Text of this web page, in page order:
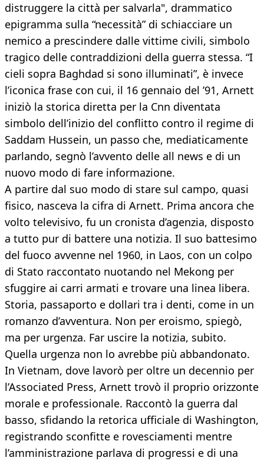
distruggere la città per salvarla", drammatico
epigramma sulla “necessità” di schiacciare un
nemico a prescindere dalle vittime civili, simbolo
tragico delle contraddizioni della guerra stessa. “I
cieli sopra Baghdad si sono illuminati”, è invece
l’iconica frase con cui, il 16 gennaio del ’91, Arnett
iniziò la storica diretta per la Cnn diventata
simbolo dell’inizio del conflitto contro il regime di
Saddam Hussein, un passo che, mediaticamente
parlando, segnò l’avvento delle all news e di un
nuovo modo di fare informazione.
A partire dal suo modo di stare sul campo, quasi
fisico, nasceva la cifra di Arnett. Prima ancora che
volto televisivo, fu un cronista d’agenzia, disposto
a tutto pur di battere una notizia. Il suo battesimo
del fuoco avvenne nel 1960, in Laos, con un colpo
di Stato raccontato nuotando nel Mekong per
sfuggire ai carri armati e trovare una linea libera.
Storia, passaporto e dollari tra i denti, come in un
romanzo d’avventura. Non per eroismo, spiegò,
ma per urgenza. Far uscire la notizia, subito.
Quella urgenza non lo avrebbe più abbandonato.
In Vietnam, dove lavorò per oltre un decennio per
l’Associated Press, Arnett trovò il proprio orizzonte
morale e professionale. Raccontò la guerra dal
basso, sfidando la retorica ufficiale di Washington,
registrando sconfitte e rovesciamenti mentre
l’amministrazione parlava di progressi e di una